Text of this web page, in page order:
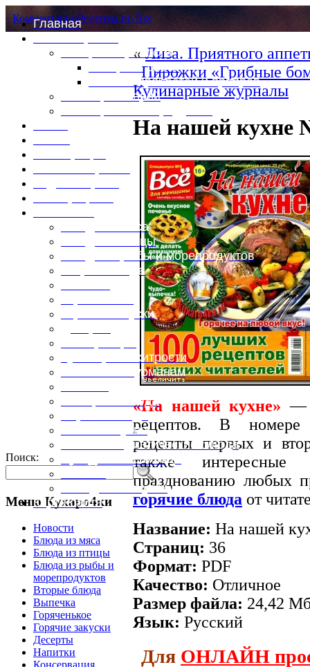
Главная
Специи и пряности
Специи и диета
Каталог пряностей и приправ
Таблица калорий
Блюда из мяса
Блюда из птицы
Блюда из рыбы и морепродуктов
Вторые блюда
Горячие закуски
Кулинарные хитрости
Маленьким гурманам
Овощные блюда
Первые блюда
Полевая кухня
Постные и диетические блюда
Праздничные блюда
Холодные закуски
Карта сайта
КомментарииРецепты по Rss
Поиск:
Меню Кухаро4ки
Новости
Блюда из мяса
Блюда из птицы
Блюда из рыбы и
морепродуктов
Вторые блюда
Выпечка
Горяченькое
Горячие закуски
Десерты
Напитки
«Лиза. Приятного
Пирожки «Грибные
Кулинарные журналы
На нашей кухне
«На нашей кухне» —
рецептов. В номере
рецепты первых и
также
празднованию любых
горячие блюда от
Название: На нашей
Страниц: 36
Формат: PDF
Качество: Отличное
Размер файла: 24,42
Язык: Русский
Для ОНЛАЙН